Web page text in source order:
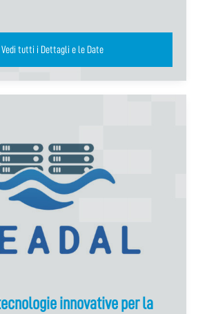
Vedi tutti i Dettagli e le Date
innovative per la